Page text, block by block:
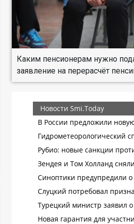
Каким пенсионерам нужно
заявление на перерасчёт